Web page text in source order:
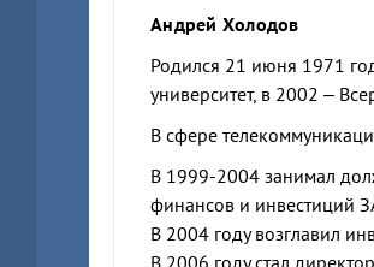
Андрей Холодов
Родился 21 июня 1971
университет, в 2002 –
В сфере
В 1999-2004 занимал
финансов и инвестиций
В 2004 году возглавил
В 2006 году стал